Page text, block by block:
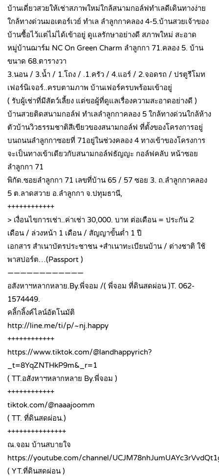
บ้านเดี่ยวสวยให้เช่าสภาพใหม่ใกล้สนามกอล์ฟทำเลดีเดินทางง่าย
ใกล้ทางด่วนมอเตอร์เวย์ ทำเล ลำลูกกาคลอง 4-5.บ้านสวยเจ้าของ
บ้านซื้อไว้แต่ไม่ได้เข้าอยู่ ดูแลรักษาอย่างดี สภาพใหม่ สะอาด
หมู่บ้านฌาร์ม NC On Green Charm ลำลูกกา 71.คลอง 5. บ้าน
ขนาด 68.ตารางวา
3.นอน / 3.น้ำ / 1.โถง / .1.ครัว / 4.แอร์ / 2.จอดรถ / ปรตูรีโมท
เฟอร์นิเจอร์..ครบตามภาพ บ้านเฟอร์ครบพร้อมเข้าอยู่
( รับผู้เช่าที่มีสัตว์เลี้ยง แต่ขอผู้ที่ดูแลเรื่องความสะอาดอย่างดี )
บ้านสวยติดสนามกอล์ฟ ทำเลลำลูกกาคลอง 5 ใกล้ทางด่วนใกล้ห้าง
ตัวบ้านวิวธรรมชาติสีเขียวของสนามกอล์ฟ ที่ตั้งของโครงการอยู่
บนถนนลําลูกกาซอยที่ 71อยู่ในช่วงคลอง 4 ทางเข้าของโครงการ
จะเป็นทางเข้าเดียวกับสนามกอล์ฟธัญญะ กอล์ฟคลับ หน้าซอย
ลำลูกกา 71
พิกัด.ซอยลำลูกกา 71 เลขที่บ้าน 65 / 57 ซอย 3. ถ.ลำลูกกาคลอง
5 ต.ลาดสวาย อ.ลำลูกกา จ.ปทุมธานี,
++++++++++++
> เงื่อนไขการเช่า..ค่าเช่า 30,000. บาท ต่อเดือน = ประกัน 2
เดือน / ล่วงหน้า 1 เดือน / สัญญาขั้นต่ำ 1 ปี
เอกสาร สำเนาบัตรประชาชน +สำเนาทะเบียนบ้าน / ต่างชาติ ใช้
พาสปอร์ต…(Passport )
————————————
อสังหาฯหลากหลาย.By.พี่จอม /( พี่จอม ที่ดินสดผ่อน )T. 062-
1574449.
คลิ้กลิ้งค์ไลน์อัตโนมัติ
http://line.me/ti/p/~nj.happy
++++++++++++
https://www.tiktok.com/@landhappyrich?
_t=8YqZNTHkP9m&_r=1
( TT.อสังหาฯหลากหลาย By.พี่จอม )
++++++++++++
tiktok.com/@naaajoomm
( TT. ที่ดินสดผ่อน.)
+++++++++++++++
ณ.จอม บ้านสบายใจ
https://youtube.com/channel/
( YT.ที่ดินสดผ่อน )